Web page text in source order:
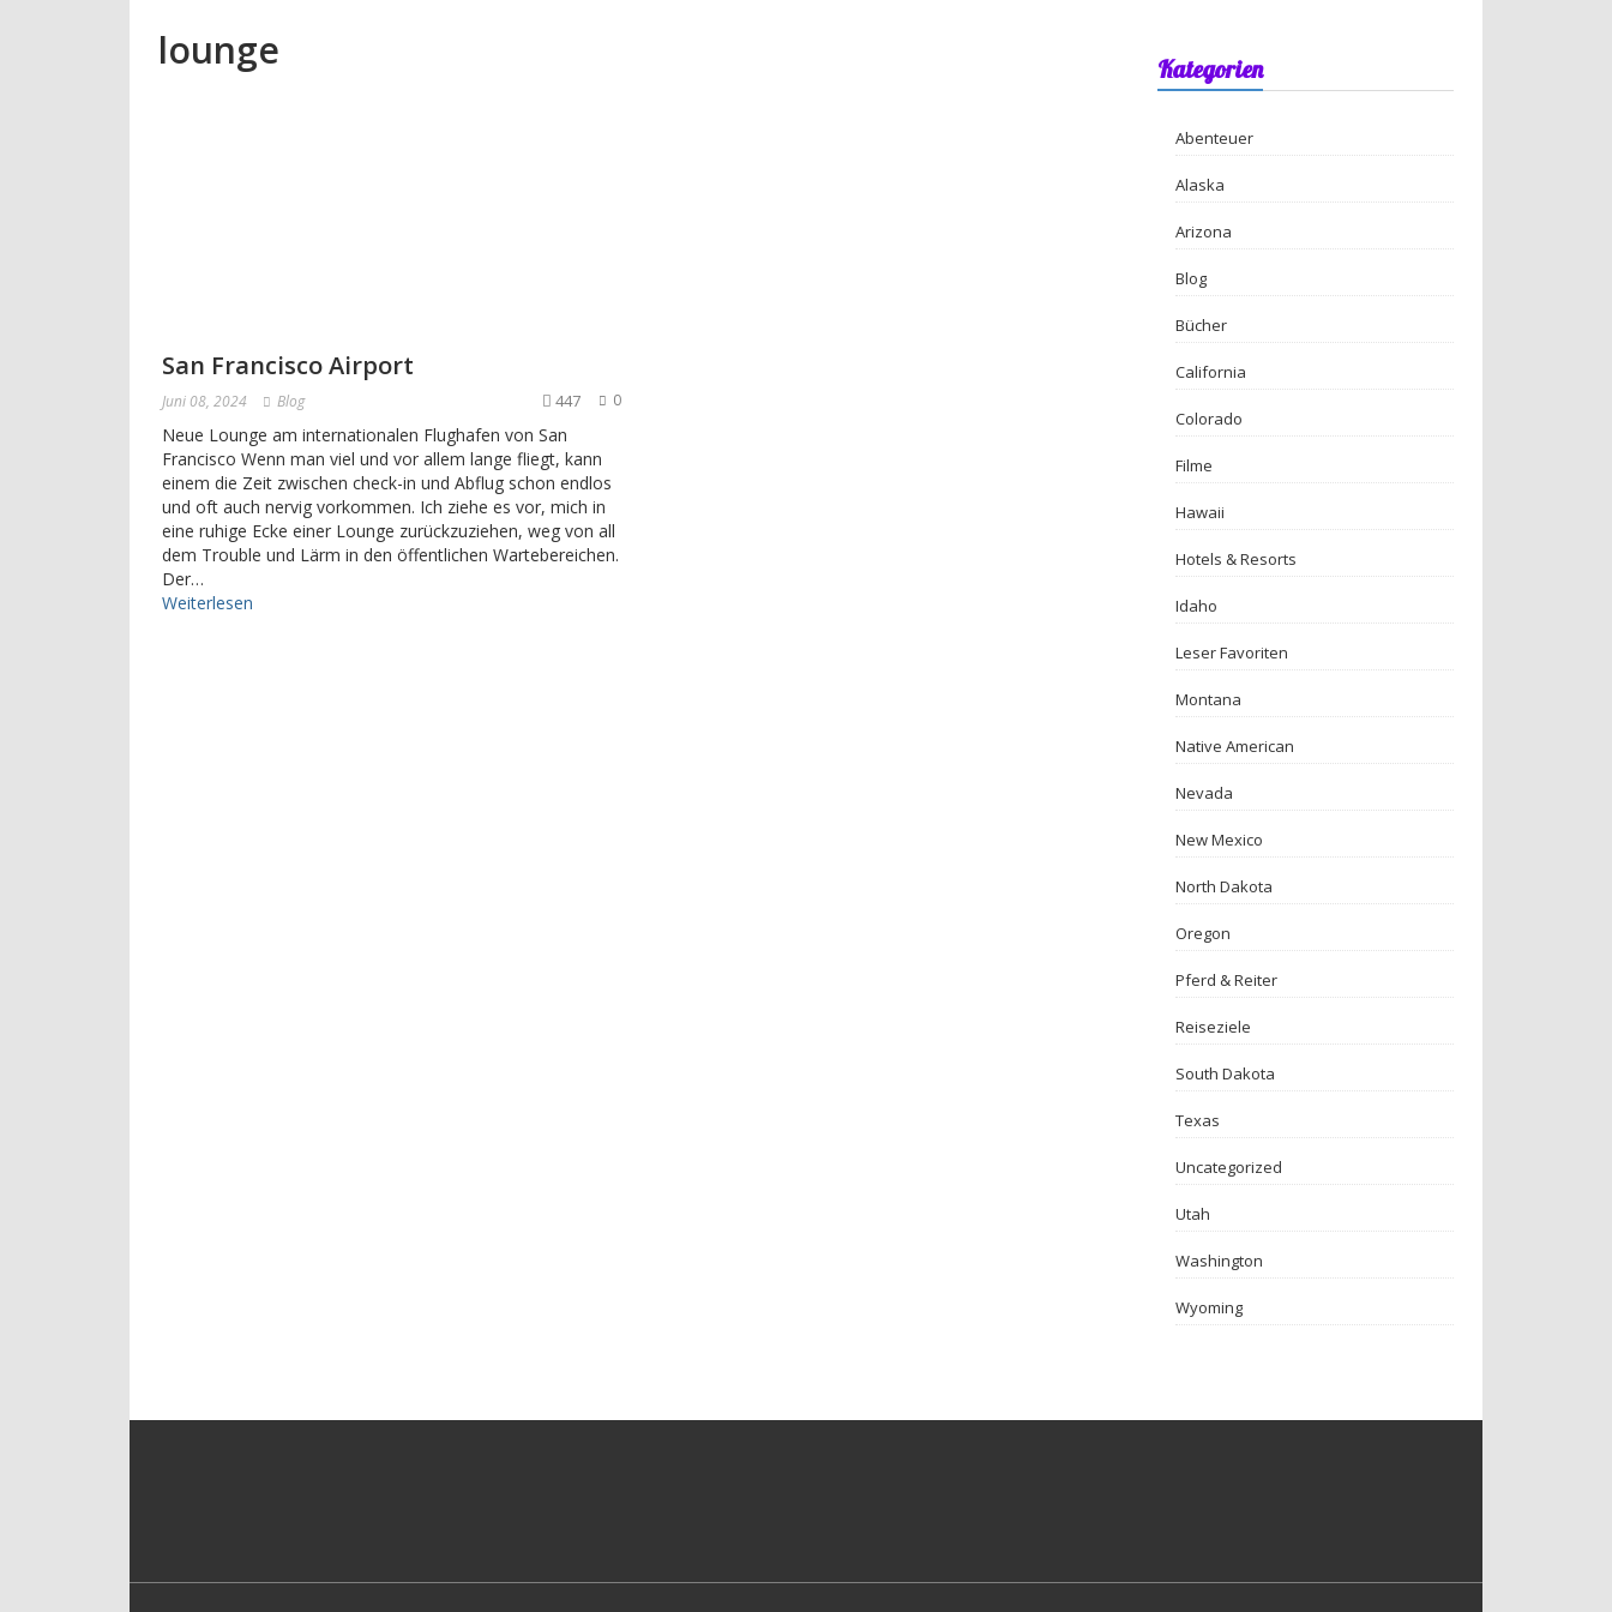
lounge
San Francisco Airport
Juni 08, 2024 Blog 0
447
Neue Lounge am internationalen Flughafen von San
Francisco Wenn man viel und vor allem lange fliegt, kann
einem die Zeit zwischen check-in und Abflug schon endlos
und oft auch nervig vorkommen. Ich ziehe es vor, mich in
eine ruhige Ecke einer Lounge zurückzuziehen, weg von all
dem Trouble und Lärm in den öffentlichen Wartebereichen.
Der…
Weiterlesen
Kategorien
Abenteuer
Alaska
Arizona
Blog
Bücher
California
Colorado
Filme
Hawaii
Hotels & Resorts
Idaho
Leser Favoriten
Montana
Native American
Nevada
New Mexico
North Dakota
Oregon
Pferd & Reiter
Reiseziele
South Dakota
Texas
Uncategorized
Utah
Washington
Wyoming